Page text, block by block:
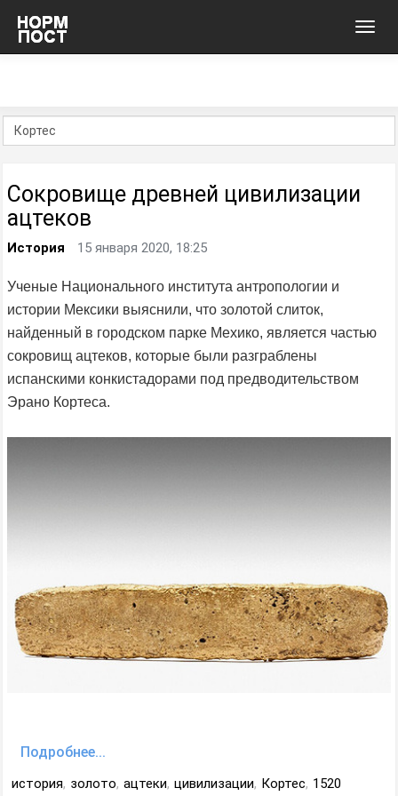
Сокровище древней цивилизации
ацтеков
История 15 января 2020, 18:25
Ученые Национального института антропологии и
истории Мексики выяснили, что золотой слиток,
найденный в городском парке Мехико, является частью
сокровищ ацтеков, которые были разграблены
испанскими конкистадорами под предводительством
Эрано Кортеса.
Подробнее...
история, золото, ацтеки, цивилизации, Кортес, 1520